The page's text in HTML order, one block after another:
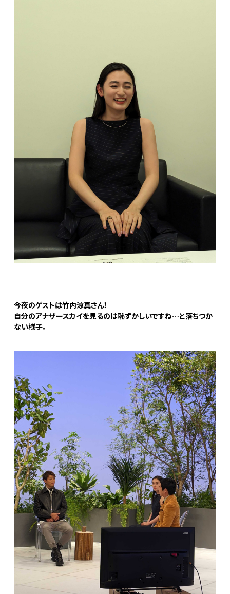
今夜のゲストは竹内涼真さん！
自分のアナザースカイを見るのは恥ずかしいですね…と落ちつか
ない様子。